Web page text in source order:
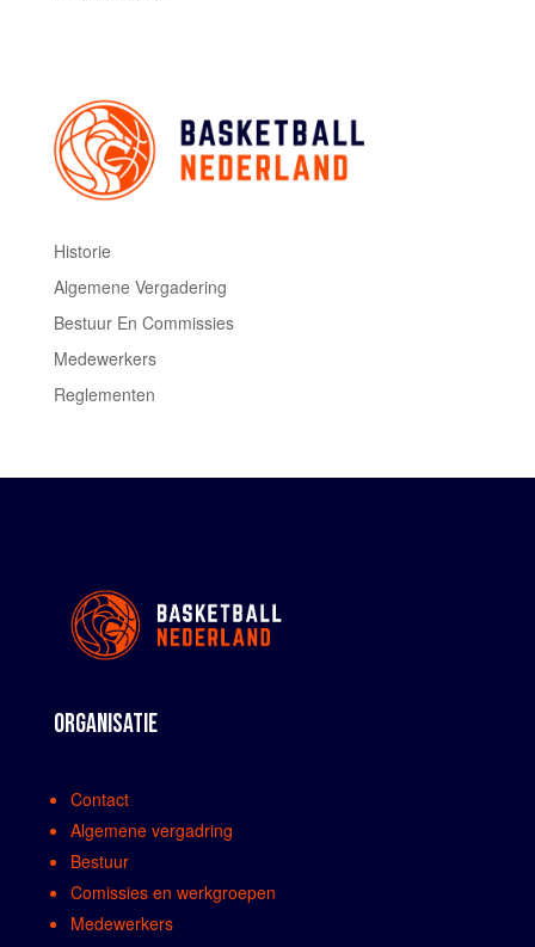
Historie
Algemene Vergadering
Bestuur En Commissies
Medewerkers
Reglementen
ORGANISATIE
Contact
Algemene vergadring
Bestuur
Comissies en werkgroepen
Medewerkers